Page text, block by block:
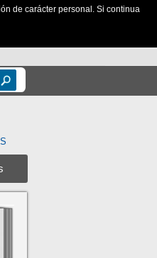
de carácter personal. Si continua